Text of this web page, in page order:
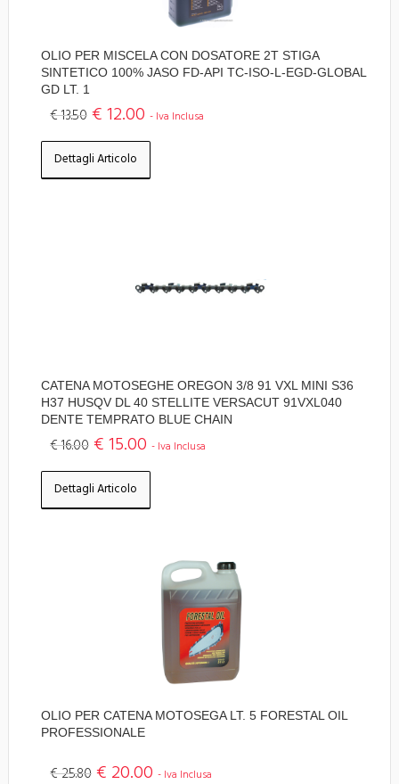
OLIO PER MISCELA CON DOSATORE 2T STIGA
SINTETICO 100% JASO FD-API TC-ISO-L-EGD-GLOBAL
GD LT. 1
€ 13.50 € 12.00 - Iva Inclusa
Dettagli Articolo
CATENA MOTOSEGHE OREGON 3/8 91 VXL MINI S36
H37 HUSQV DL 40 STELLITE VERSACUT 91VXL040
DENTE TEMPRATO BLUE CHAIN
€ 16.00 € 15.00 - Iva Inclusa
Dettagli Articolo
OLIO PER CATENA MOTOSEGA LT. 5 FORESTAL OIL
PROFESSIONALE
€ 25.80 € 20.00 - Iva Inclusa